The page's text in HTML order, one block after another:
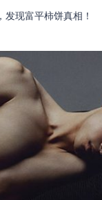
现富平柿饼真相！